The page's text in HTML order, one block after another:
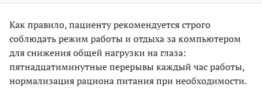
Как правило, пациенту рекомендуется строго
соблюдать режим работы и отдыха за компьютером
для снижения общей нагрузки на глаза:
пятнадцатиминутные перерывы каждый час работы,
нормализация рациона питания при необходимости.